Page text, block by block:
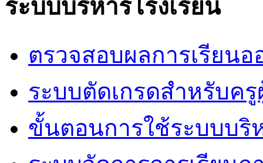
ระบบบริหารโรงเรียน
ตรวจสอบผลการเรียน
ระบบตัดเกรดสำหรับค
ขั้นตอนการใช้ระบบบริ